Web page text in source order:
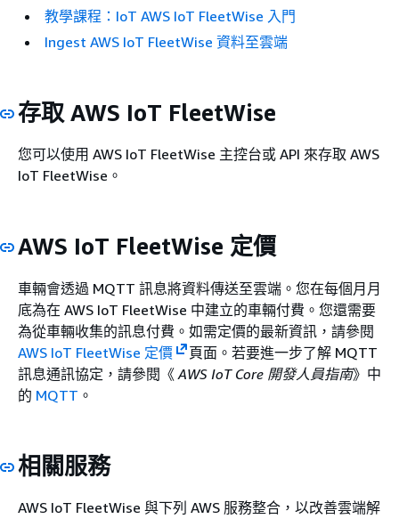
教學課程：IoT AWS IoT FleetWise 入門
Ingest AWS IoT FleetWise 資料至雲端
存取 AWS IoT FleetWise
您可以使用 AWS IoT FleetWise 主控台或 API 來存取 AWS
IoT FleetWise。
AWS IoT FleetWise 定價
車輛會透過 MQTT 訊息將資料傳送至雲端。您在每個月月
底為在 AWS IoT FleetWise 中建立的車輛付費。您還需要
為從車輛收集的訊息付費。如需定價的最新資訊，請參閱
AWS IoT FleetWise 定價
頁面。若要進一步了解 MQTT
訊息通訊協定，請參閱《 AWS IoT Core 開發人員指南》中
的 MQTT 。
相關服務
AWS IoT FleetWise 與下列 AWS 服務整合，以改善雲端解